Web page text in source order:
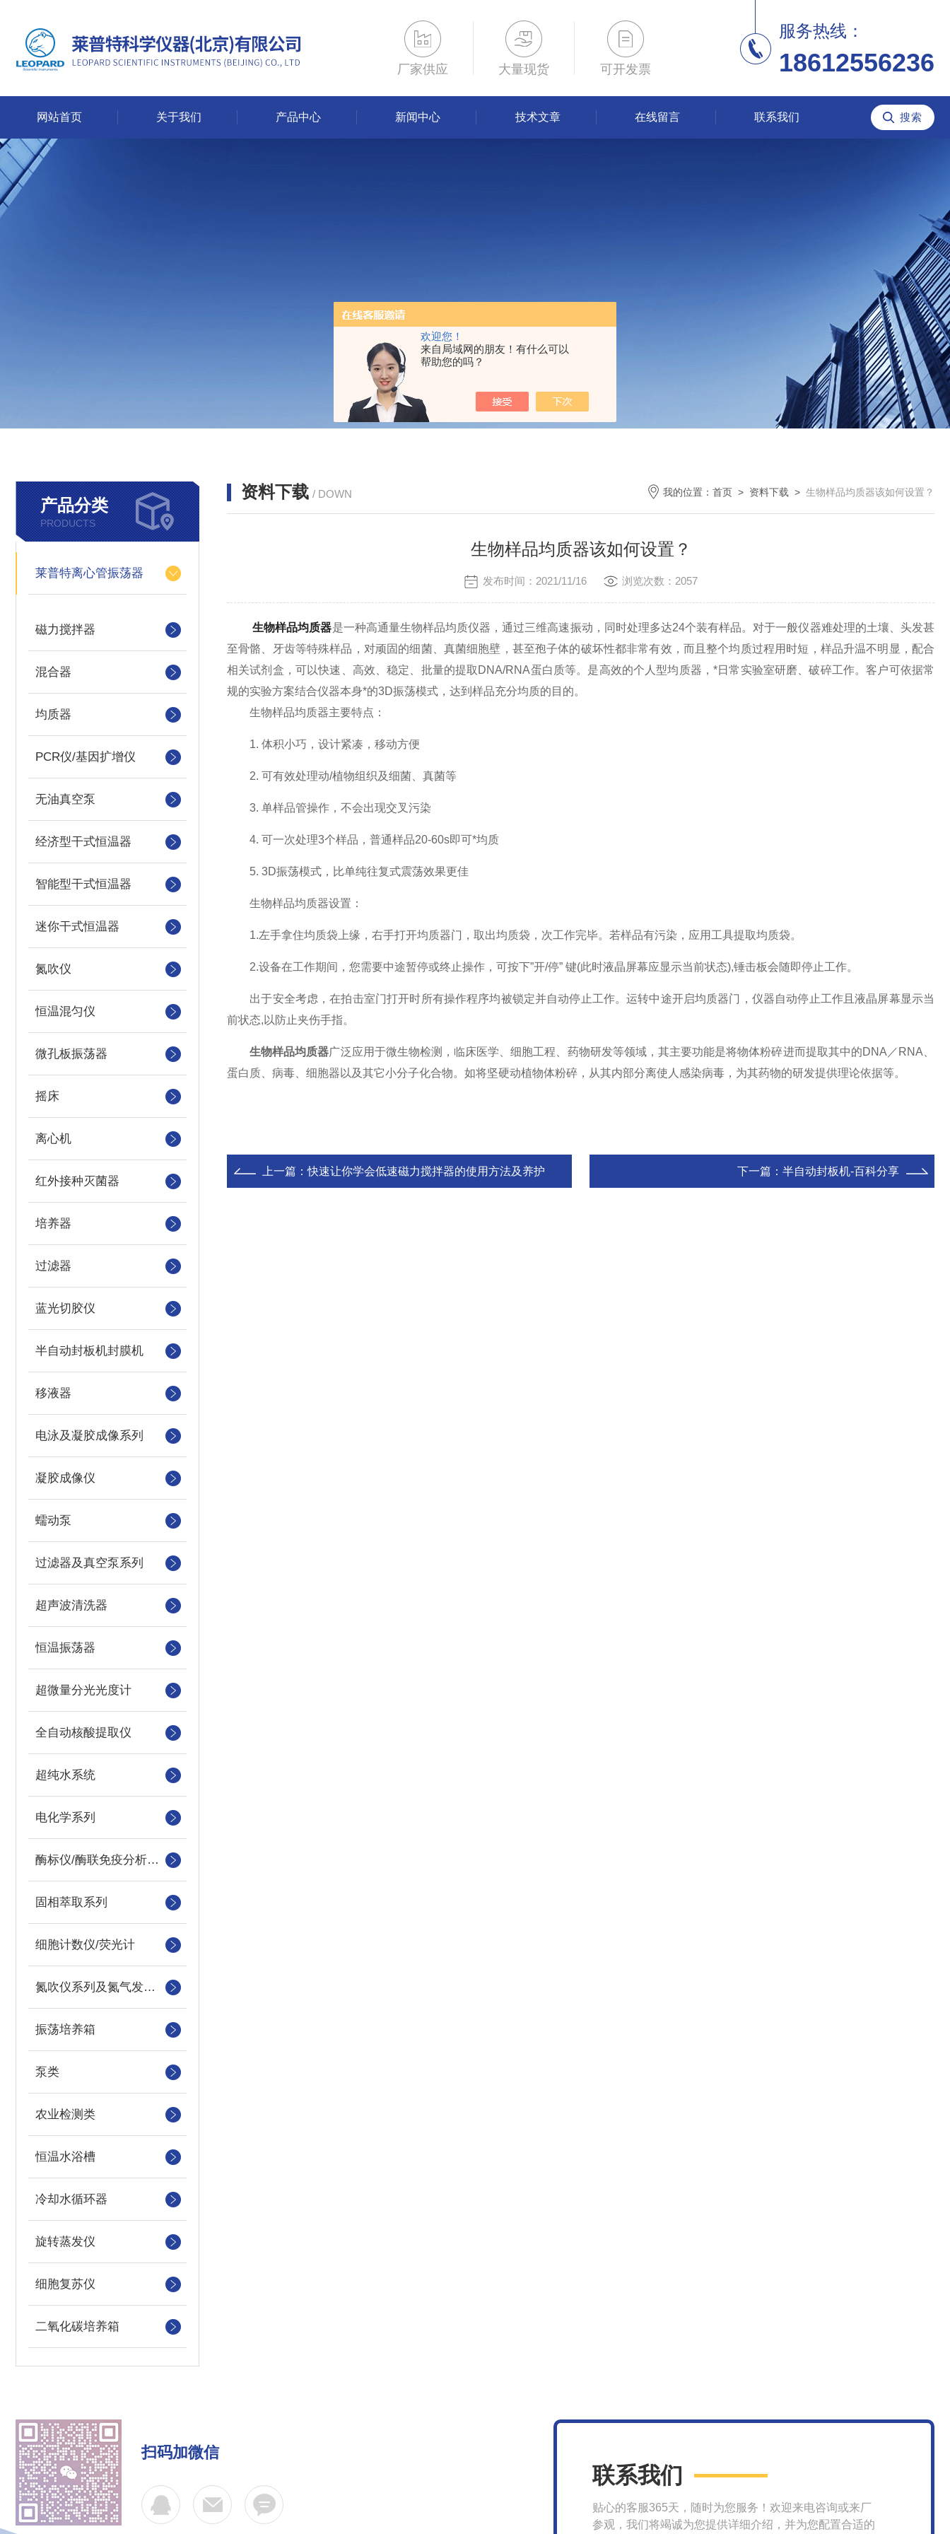
欢迎您！
来自局域网的朋友！有什么可以
帮助您的吗？
厂家供应 大量现货 可开发票
服务热线：
18612556236
网站首页 关于我们 产品中心 新闻中心 技术文章 在线留言 联系我们
产品分类
PRODUCTS
莱普特离心管振荡器
磁力搅拌器
混合器
均质器
PCR仪/基因扩增仪
无油真空泵
经济型干式恒温器
智能型干式恒温器
迷你干式恒温器
氮吹仪
恒温混匀仪
微孔板振荡器
摇床
离心机
红外接种灭菌器
培养器
过滤器
蓝光切胶仪
半自动封板机封膜机
移液器
电泳及凝胶成像系列
凝胶成像仪
蠕动泵
过滤器及真空泵系列
超声波清洗器
恒温振荡器
超微量分光光度计
全自动核酸提取仪
超纯水系统
电化学系列
酶标仪/酶联免疫分析仪及洗板机
固相萃取系列
细胞计数仪/荧光计
氮吹仪系列及氮气发生器
振荡培养箱
泵类
农业检测类
恒温水浴槽
冷却水循环器
旋转蒸发仪
细胞复苏仪
二氧化碳培养箱
资料下载 / DOWN 我的位置： 首页 > 资料下载 > 生物样品均质器该如何设置？
生物样品均质器该如何设置？
发布时间：2021/11/16 浏览次数：2057
生物样品均质器是一种高通量生物样品均质仪器，通过三维高速振动，同时处理多达24个装有样品。对于一般仪器难处理的土壤、头发甚
至骨骼、牙齿等特殊样品，对顽固的细菌、真菌细胞壁，甚至孢子体的破坏性都非常有效，而且整个均质过程用时短，样品升温不明显，配合
相关试剂盒，可以快速、高效、稳定、批量的提取DNA/RNA蛋白质等。是高效的个人型均质器，*日常实验室研磨、破碎工作。客户可依据常
规的实验方案结合仪器本身*的3D振荡模式，达到样品充分均质的目的。
生物样品均质器主要特点：
1. 体积小巧，设计紧凑，移动方便
2. 可有效处理动/植物组织及细菌、真菌等
3. 单样品管操作，不会出现交叉污染
4. 可一次处理3个样品，普通样品20-60s即可*均质
5. 3D振荡模式，比单纯往复式震荡效果更佳
生物样品均质器设置：
1.左手拿住均质袋上缘，右手打开均质器门，取出均质袋，次工作完毕。若样品有污染，应用工具提取均质袋。
2.设备在工作期间，您需要中途暂停或终止操作，可按下”开/停” 键(此时液晶屏幕应显示当前状态),锤击板会随即停止工作。
出于安全考虑，在拍击室门打开时所有操作程序均被锁定并自动停止工作。运转中途开启均质器门，仪器自动停止工作且液晶屏幕显示当
前状态,以防止夹伤手指。
生物样品均质器广泛应用于微生物检测，临床医学、细胞工程、药物研发等领域，其主要功能是将物体粉碎进而提取其中的DNA／RNA、
蛋白质、病毒、细胞器以及其它小分子化合物。如将坚硬动植物体粉碎，从其内部分离使人感染病毒，为其药物的研发提供理论依据等。
上一篇：快速让你学会低速磁力搅拌器的使用方法及养护 下一篇： 半自动封板机-百科分享
扫码加微信
联系我们
贴心的客服365天，随时为您服务！欢迎来电咨询或来厂
参观，我们将竭诚为您提供详细介绍，并为您配置合适的